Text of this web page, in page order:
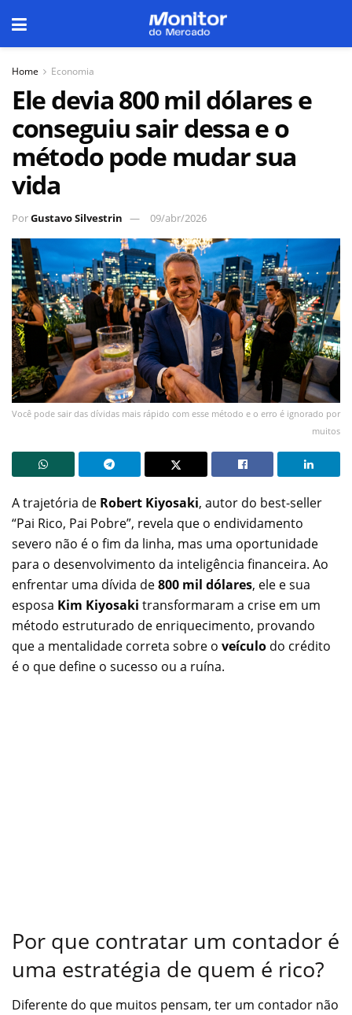
Home Economia
Ele devia 800 mil dólares e
conseguiu sair dessa e o
método pode mudar sua
vida
PorGustavo Silvestrin 09/abr/2026
Você pode sair das dívidas mais rápido com esse método e o erro é ignorado por
muitos
A trajetória de Robert Kiyosaki, autor do best-seller
“Pai Rico, Pai Pobre”, revela que o endividamento
severo não é o fim da linha, mas uma oportunidade
para o desenvolvimento da inteligência financeira. Ao
enfrentar uma dívida de800 mil dólares, ele e sua
esposa Kim Kiyosaki transformaram a crise em um
método estruturado de enriquecimento, provando
que a mentalidade correta sobre o veículo do crédito
é o que define o sucesso ou a ruína.
Por que contratar um contador é
uma estratégia de quem é rico?
Diferente do que muitos pensam, ter um contador não